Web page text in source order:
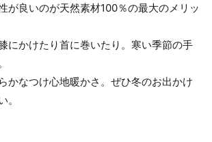
が良いのが天然素材100％の最大のメリッ
にかけたり首に巻いたり。寒い季節の手
かなつけ心地暖かさ。ぜひ冬のお出かけ
。